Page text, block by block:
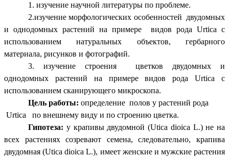
1. изучение научной литературы по проблеме.
2.изучение морфологических особенностей двудомных
и однодомных растений на примере видов рода Urtica с
использованием натуральных объектов, гербарного
материала, рисунков и фотографий.
3. изучение строения цветков двудомных и
однодомных растений на примере видов рода Urtica с
использованием сканирующего микроскопа.
Цель работы:определение полов у растений рода
Urtica по внешнему виду и по строению цветка.
Гипотеза: у крапивы двудомной (Utica dioica L.) не на
всех растениях созревают семена, следовательно, крапива
двудомная (Utica dioica L.), имеет женские и мужские растения